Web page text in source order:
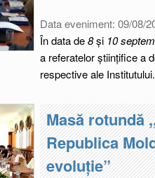
Data eveniment: 09/08/
În data de8și 10
a referatelor științifice a
respective ale Institutului.
Masă rotundă
Republica
evoluție”